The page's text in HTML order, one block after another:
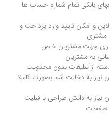
بانکی تمام شماره حساب ها
و امکان تایید و رد پرداخت و
مشتری
جهت مشتریان خاص
به مشتریان
از تبلیغات بدون محدویت
نیاز به دخالت شما بصورت کاملا
به دانش طراحی با قبلیت
صفحات